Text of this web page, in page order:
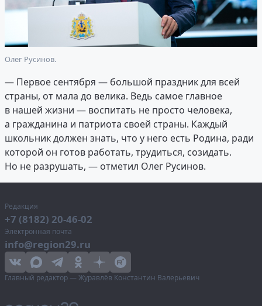
Олег Русинов.
— Первое сентября — большой праздник для всей
страны, от мала до велика. Ведь самое главное
в нашей жизни — воспитать не просто человека,
а гражданина и патриота своей страны. Каждый
школьник должен знать, что у него есть Родина, ради
которой он готов работать, трудиться, созидать.
Но не разрушать, — отметил Олег Русинов.
Редакция
+7 (8182) 20-46-02
Электронная почта
info@region29.ru
Главный редактор — Журавлёв Константин Валерьевич